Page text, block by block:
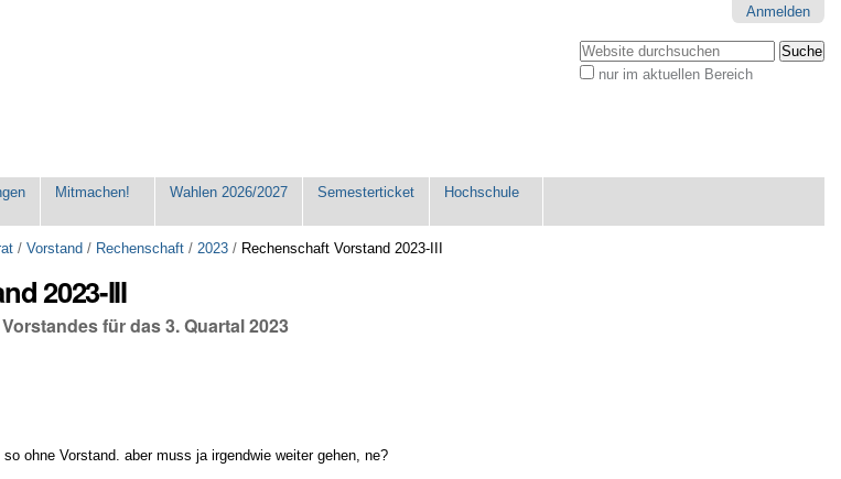
Anmelden
Website durchsuchen
nur im aktuellen Bereich
Mitmachen! Wahlen 2026/2027 Semesterticket Hochschule
/Vorstand / Rechenschaft /2023 / Rechenschaft Vorstand 2023-III
2023-III
für das 3. Quartal 2023
ohne Vorstand. aber muss ja irgendwie weiter gehen, ne?